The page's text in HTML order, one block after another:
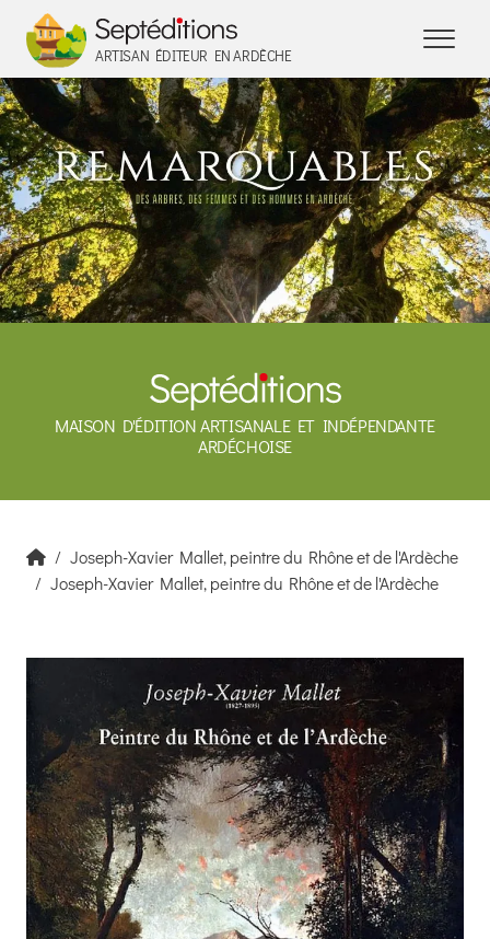
ARTISAN ÉDITEUR EN ARDÈCHE
MAISON D'ÉDITION ARTISANALE ET INDÉPENDANTE
ARDÉCHOISE
Joseph-Xavier Mallet, peintre du Rhône et de l'Ardèche
Joseph-Xavier Mallet, peintre du Rhône et de l'Ardèche
Panneau de gestion des cookies